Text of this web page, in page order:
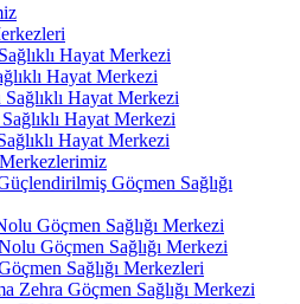
Hayat Merkezi
Hayat Merkezi
Hayat Merkezi
Hayat Merkezi
Hayat Merkezi
Göçmen Sağlığı
Göçmen Sağlığı Merkezi
Göçmen Sağlığı Merkezi
Sağlığı Merkezleri
Zehra Göçmen Sağlığı Merkezi